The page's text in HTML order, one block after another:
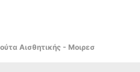
Αισθητικής - Μοιρεσ